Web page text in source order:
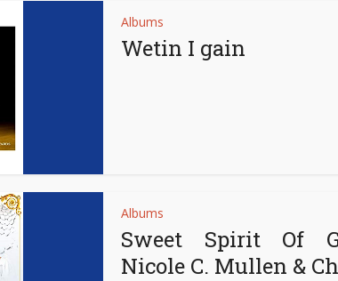
Albums
Wetin I gain
Albums
Sweet Spirit Of
Nicole C. Mullen &